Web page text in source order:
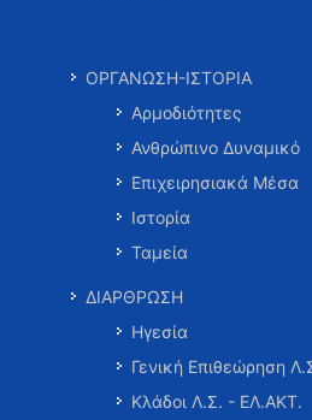
ΟΡΓΑΝΩΣΗ-ΙΣΤΟΡΙΑ
Αρμοδιότητες
Ανθρώπινο Δυναμικό
Επιχειρησιακά Μέσα
Ιστορία
Ταμεία
ΔΙΑΡΘΡΩΣΗ
Ηγεσία
Γενική Επιθεώρηση
Κλάδοι Λ.Σ. - ΕΛ.ΑΚΤ.